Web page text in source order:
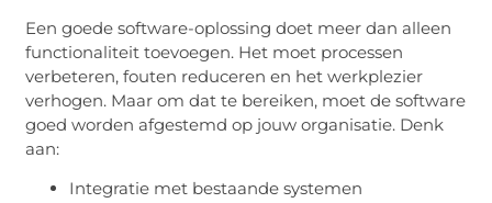
Een goede software-oplossing doet meer dan alleen
functionaliteit toevoegen. Het moet processen
verbeteren, fouten reduceren en het werkplezier
verhogen. Maar om dat te bereiken, moet de software
goed worden afgestemd op jouw organisatie. Denk
aan:
Integratie met bestaande systemen